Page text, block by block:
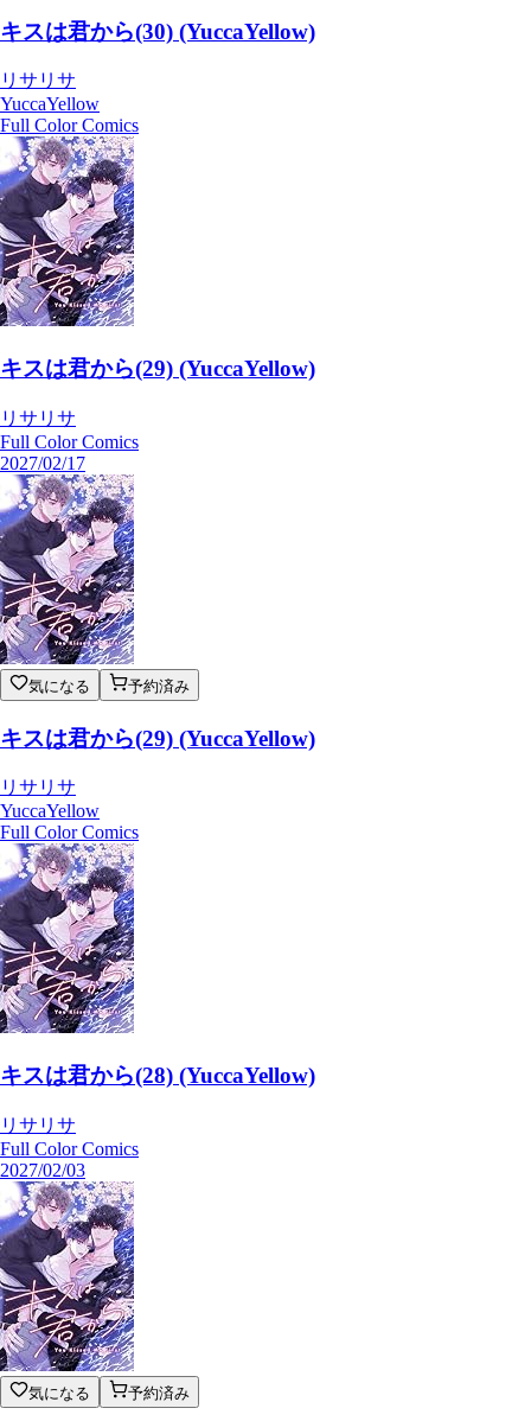
キスは君から(30) (YuccaYellow)
リサリサ
YuccaYellow
Full Color Comics
キスは君から(29) (YuccaYellow)
リサリサ
Full Color Comics
2027/02/17
気になる 予約済み
キスは君から(29) (YuccaYellow)
リサリサ
YuccaYellow
Full Color Comics
キスは君から(28) (YuccaYellow)
リサリサ
Full Color Comics
2027/02/03
気になる 予約済み